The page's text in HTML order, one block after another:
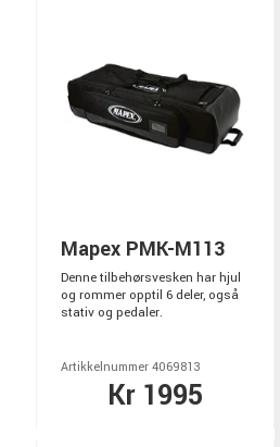
Mapex PMK-M113
Denne tilbehørsvesken har hjul
og rommer opptil 6 deler, også
stativ og pedaler.
Artikkelnummer 4069813
Kr 1995